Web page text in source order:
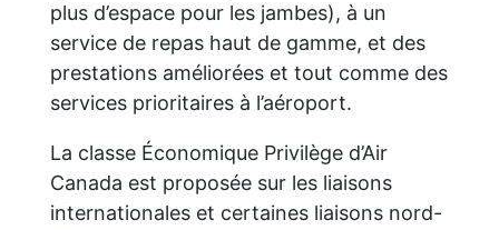
plus d’espace pour les jambes), à un
service de repas haut de gamme, et des
prestations améliorées et tout comme des
services prioritaires à l’aéroport.
La classe Économique Privilège d’Air
Canada est proposée sur les liaisons
internationales et certaines liaisons nord-